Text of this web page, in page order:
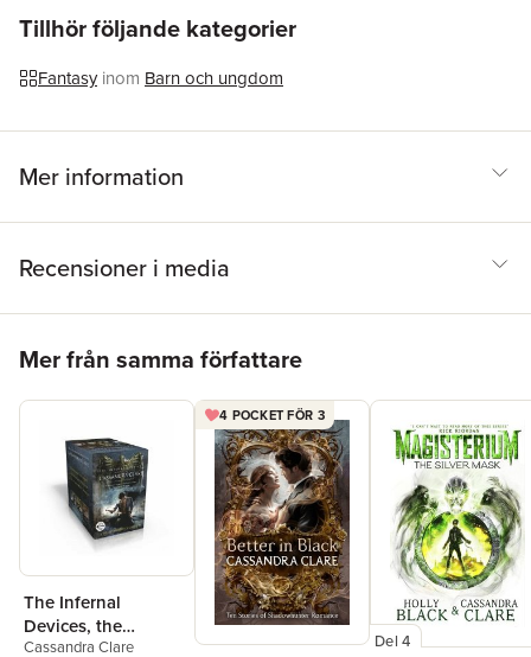
ISBN
Short-listed for West Australian Young Readers'
Book Award - Older Readers 2010 (Australia)
Tillhör följande kategorier
Fantasy inom Barn och ungdom
Mer information
Recensioner i media
Mer från samma författare
The Infernal
Devices, the
Complete Collection
Cassandra Clare
4 POCKET FÖR 3
Del 4